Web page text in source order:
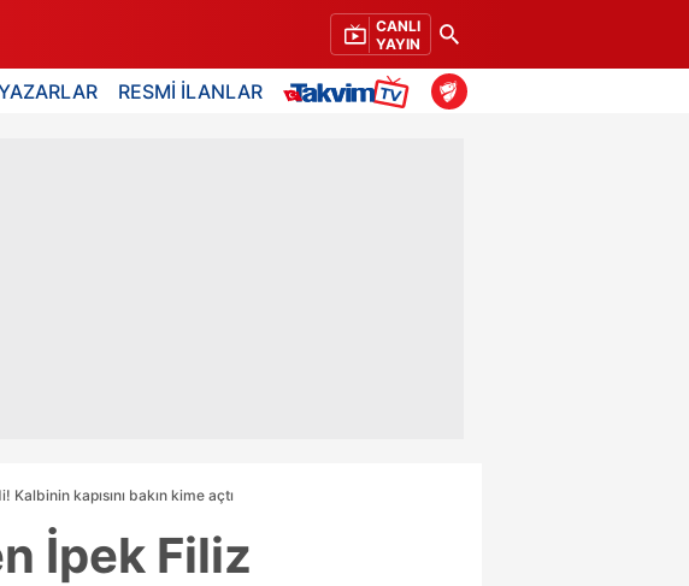
CANLI
YAYIN
RESMİ İLANLAR
kapısını bakın kime açtı
İpek Filiz